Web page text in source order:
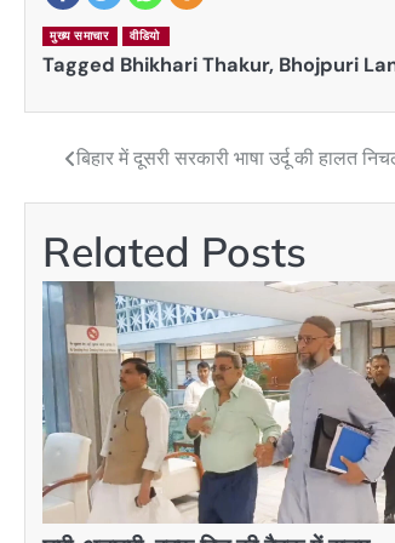
मुख्य समाचार वीडियो
Tagged Bhikhari Thakur, Bhojpuri
Post
navigation
बिहार में दूसरी सरकारी भाषा उर्दू की हालत
Related Posts